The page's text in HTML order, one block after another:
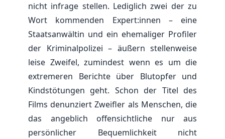
nicht infrage stellen. Lediglich zwei der zu
Wort kommenden Expert:innen – eine
Staatsanwältin und ein ehemaliger Profiler
der Kriminalpolizei – äußern stellenweise
leise Zweifel, zumindest wenn es um die
extremeren Berichte über Blutopfer und
Kindstötungen geht. Schon der Titel des
Films denunziert Zweifler als Menschen, die
das angeblich offensichtliche nur aus
persönlicher Bequemlichkeit nicht